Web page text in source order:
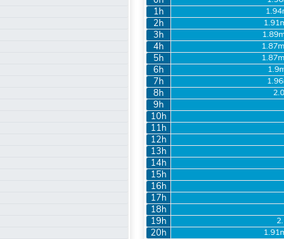
1h
2h
3h
4h 1.87m
5h 1.87m
6h
7h
8h
9h
10h
11h
12h
13h
14h
15h
16h
17h
18h
19h
20h